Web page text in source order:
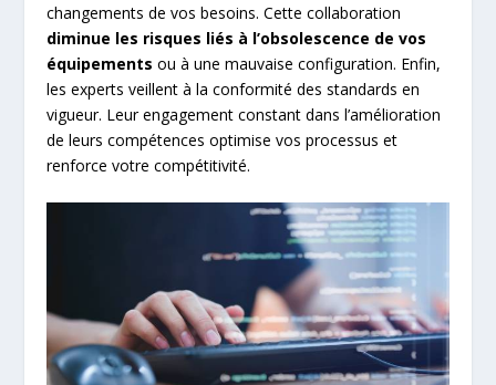
changements de vos besoins. Cette collaboration
diminue les risques liés à l’obsolescence de vos
équipements ou à une mauvaise configuration. Enfin,
les experts veillent à la conformité des standards en
vigueur. Leur engagement constant dans l’amélioration
de leurs compétences optimise vos processus et
renforce votre compétitivité.